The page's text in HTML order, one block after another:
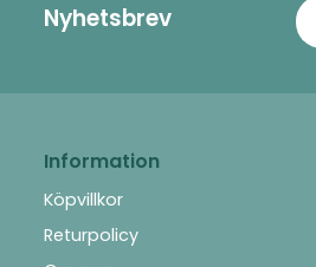
Nyhetsbrev
Information
Köpvillkor
Returpolicy